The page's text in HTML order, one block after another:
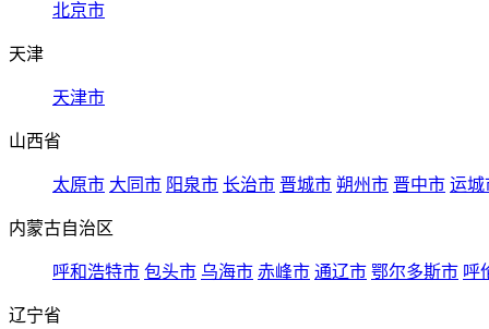
北京市
天津
天津市
山西省
太原市 大同市 阳泉市 长治市 晋城市 朔州市 晋中市 运城
内蒙古自治区
呼和浩特市 包头市 乌海市 赤峰市 通辽市 鄂尔多斯市 呼
辽宁省